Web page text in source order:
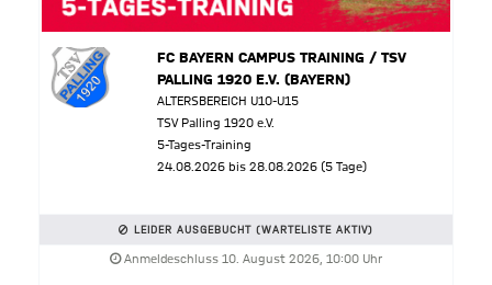
FC BAYERN CAMPUS TRAINING / TSV
PALLING 1920 E.V. (BAYERN)
ALTERSBEREICH U10-U15
TSV Palling 1920 e.V.
5-Tages-Training
24.08.2026 bis 28.08.2026 (5 Tage)
LEIDER AUSGEBUCHT (WARTELISTE AKTIV)
Anmeldeschluss 10. August 2026, 10:00 Uhr